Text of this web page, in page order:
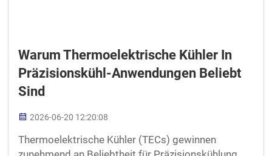
Warum Thermoelektrische Kühler In
Präzisionskühl-Anwendungen Beliebt
Sind
2026-06-20 12:20:08
Thermoelektrische Kühler (TECs) gewinnen